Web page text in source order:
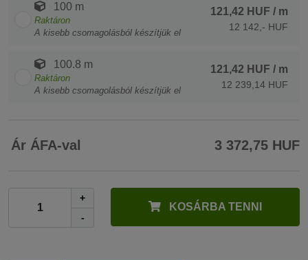
100 m
Raktáron
A kisebb csomagolásból készítjük el
121,42 HUF / m
12 142,- HUF
100.8 m
Raktáron
A kisebb csomagolásból készítjük el
121,42 HUF / m
12 239,14 HUF
Ár ÁFA-val 3 372,75 HUF
+
-
KOSÁRBA TENNI